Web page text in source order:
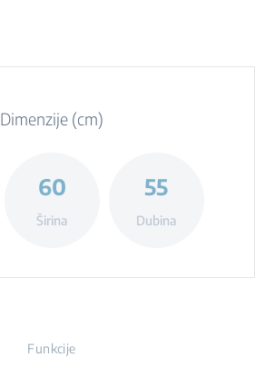
Dimenzije (cm)
60
Širina
55
Dubina
Funkcije